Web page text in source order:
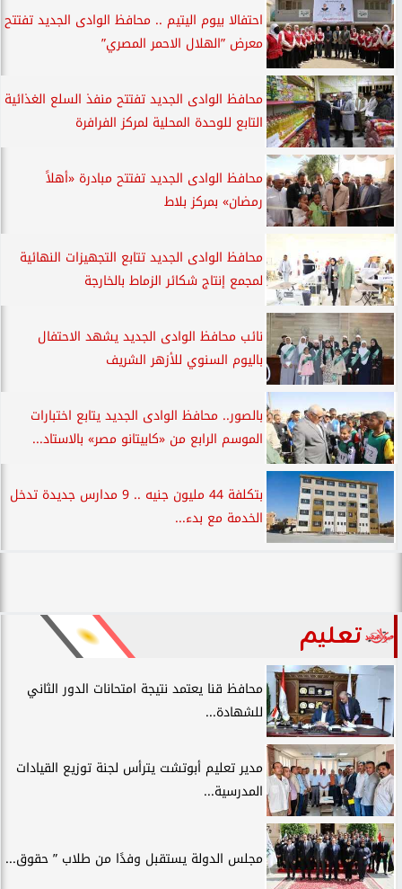
احتفالا بيوم اليتيم .. محافظ الوادى الجديد تفتتح
معرض ”الهلال الاحمر المصري”
محافظ الوادى الجديد تفتتح منفذ السلع الغذائية
التابع للوحدة المحلية لمركز الفرافرة
محافظ الوادى الجديد تفتتح مبادرة «أهلاً
رمضان» بمركز بلاط
محافظ الوادى الجديد تتابع التجهيزات النهائية
لمجمع إنتاج شكائر الزماط بالخارجة
نائب محافظ الوادى الجديد يشهد الاحتفال
باليوم السنوي للأزهر الشريف
بالصور.. محافظ الوادى الجديد يتابع اختبارات
الموسم الرابع من «كابيتانو مصر» بالاستاد...
بتكلفة 44 مليون جنيه .. 9 مدارس جديدة تدخل
الخدمة مع بدء...
تعليم
محافظ قنا يعتمد نتيجة امتحانات الدور الثاني
للشهادة...
مدير تعليم أبوتشت يترأس لجنة توزيع القيادات
المدرسية...
مجلس الدولة يستقبل وفدًا من طلاب ” حقوق...